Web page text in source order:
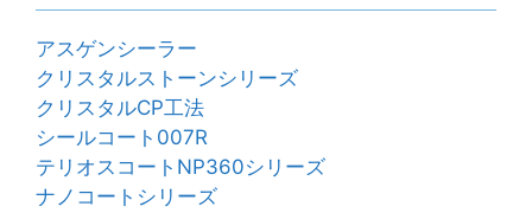
アスゲンシーラー
クリスタルストーンシリーズ
クリスタルCP工法
シールコート007R
テリオスコートNP360シリーズ
ナノコートシリーズ